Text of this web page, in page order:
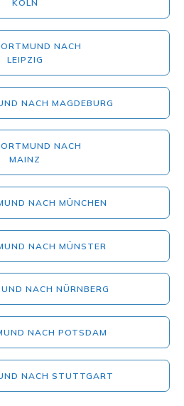
KÖLN
NACH
LEIPZIG
NACH MAGDEBURG
NACH
MAINZ
NACH MÜNCHEN
NACH MÜNSTER
NACH NÜRNBERG
NACH POTSDAM
NACH STUTTGART